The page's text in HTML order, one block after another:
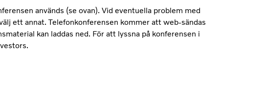
används (se ovan). Vid eventuella problem med
ett annat. Telefonkonferensen kommer att web-sändas
kan laddas ned. För att lyssna på konferensen i